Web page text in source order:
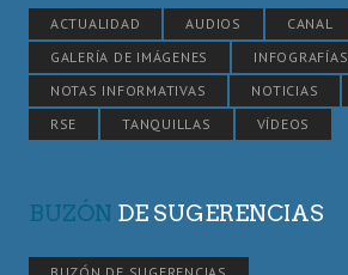
ACTUALIDAD AUDIOS
CANAL
GALERÍA DE IMÁGENES
INFOGRAFÍAS
NOTAS INFORMATIVAS
NOTICIAS
RSE
TANQUILLAS VÍDEOS
BUZÓN DE SUGERENCIAS